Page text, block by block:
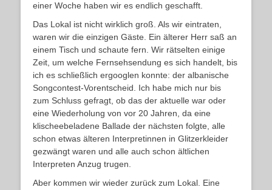
einer Woche haben wir es endlich geschafft.
Das Lokal ist nicht wirklich groß. Als wir eintraten,
waren wir die einzigen Gäste. Ein älterer Herr saß an
einem Tisch und schaute fern. Wir rätselten einige
Zeit, um welche Fernsehsendung es sich handelt, bis
ich es schließlich ergooglen konnte: der albanische
Songcontest-Vorentscheid. Ich habe mich nur bis
zum Schluss gefragt, ob das der aktuelle war oder
eine Wiederholung von vor 20 Jahren, da eine
klischeebeladene Ballade der nächsten folgte, alle
schon etwas älteren Interpretinnen in Glitzerkleider
gezwängt waren und alle auch schon ältlichen
Interpreten Anzug trugen.
Aber kommen wir wieder zurück zum Lokal. Eine